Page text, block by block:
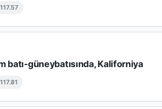
batı-güneybatısında, Kaliforniya